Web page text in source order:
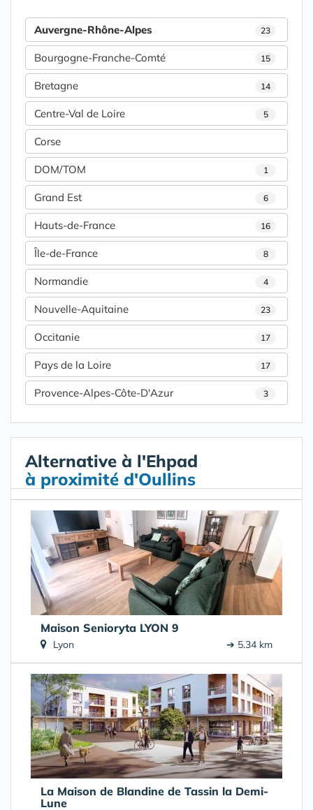
Auvergne-Rhône-Alpes 23
Bourgogne-Franche-Comté 15
Bretagne 14
Centre-Val de Loire 5
Corse
DOM/TOM 1
Grand Est 6
Hauts-de-France 16
Île-de-France 8
Normandie 4
Nouvelle-Aquitaine 23
Occitanie 17
Pays de la Loire 17
Provence-Alpes-Côte-D'Azur 3
Alternative à l'Ehpad
à proximité d'Oullins
Maison Senioryta LYON 9
Lyon ➔ 5.34 km
La Maison de Blandine de Tassin la Demi-
Lune